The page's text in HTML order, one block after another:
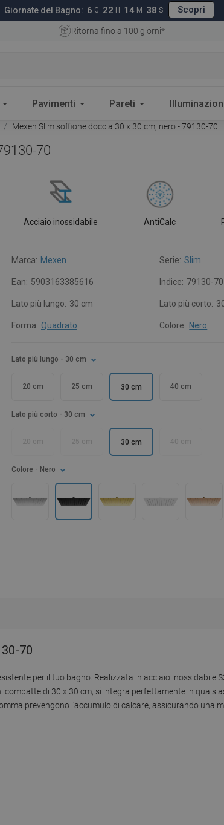
Giornate del Bagno: 6 G 22 H 14 M 37 S Scopri
Ritorna fino a 100 giorni*
Pavimenti Pareti
Mexen Slim soffione doccia 30 x 30 cm, nero - 79130-70
70
Acciaio inossidabile AntiCalc
Marca: Mexen Serie: Slim
Ean: 5903163385616 Indice: 79130-70
Lato più lungo: 30 cm Lato più corto:
Forma: Quadrato Colore: Nero
Lato più lungo - 30 cm
20 cm 25 cm 30 cm 40 cm
Lato più corto - 30 cm
20 cm 25 cm 30 cm 40 cm
Colore - Nero
70
per il tuo bagno. Realizzata in acciaio inossidabile
di 30 x 30 cm, si integra perfettamente in
prevengono l'accumulo di calcare, assicurando una